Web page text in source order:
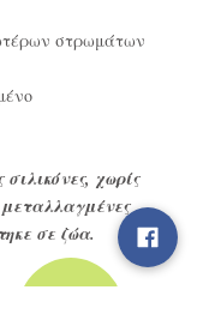
στρωμάτων
σιλικόνες, χωρίς
σε ζώα.